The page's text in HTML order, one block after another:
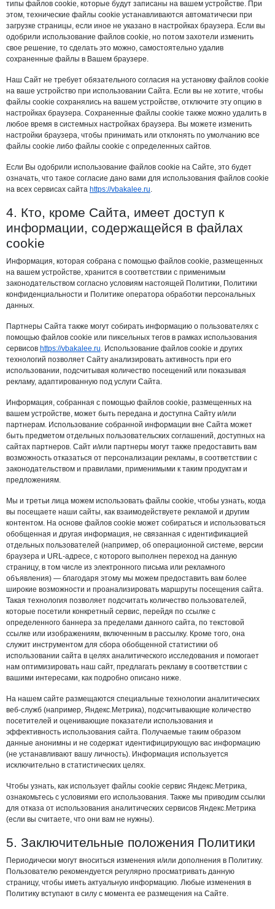
типы файлов cookie, которые будут записаны на вашем устройстве. При
этом, технические файлы cookie устанавливаются автоматически при
загрузке страницы, если иное не указано в настройках браузера. Если вы
одобрили использование файлов cookie, но потом захотели изменить
свое решение, то сделать это можно, самостоятельно удалив
сохраненные файлы в Вашем браузере.
Наш Сайт не требует обязательного согласия на установку файлов cookie
на ваше устройство при использовании Сайта. Если вы не хотите, чтобы
файлы cookie сохранялись на вашем устройстве, отключите эту опцию в
настройках браузера. Сохраненные файлы cookie также можно удалить в
любое время в системных настройках браузера. Вы можете изменить
настройки браузера, чтобы принимать или отклонять по умолчанию все
файлы cookie либо файлы cookie с определенных сайтов.
Если Вы одобрили использование файлов cookie на Сайте, это будет
означать, что такое согласие дано вами для использования файлов cookie
на всех сервисах сайта https://vbakalee.ru.
4. Кто, кроме Сайта, имеет доступ к
информации, содержащейся в файлах
cookie
Информация, которая собрана с помощью файлов cookie, размещенных
на вашем устройстве, хранится в соответствии с применимым
законодательством согласно условиям настоящей Политики, Политики
конфиденциальности и Политике оператора обработки персональных
данных.
Партнеры Сайта также могут собирать информацию о пользователях с
помощью файлов cookie или пиксельных тегов в рамках использования
сервисов https://vbakalee.ru. Использование файлов cookie и других
технологий позволяет Сайту анализировать активность при его
использовании, подсчитывая количество посещений или показывая
рекламу, адаптированную под услуги Сайта.
Информация, собранная с помощью файлов cookie, размещенных на
вашем устройстве, может быть передана и доступна Сайту и/или
партнерам. Использование собранной информации вне Сайта может
быть предметом отдельных пользовательских соглашений, доступных на
сайтах партнеров. Сайт и/или партнеры могут также предоставить вам
возможность отказаться от персонализации рекламы, в соответствии с
законодательством и правилами, применимыми к таким продуктам и
предложениям.
Мы и третьи лица можем использовать файлы cookie, чтобы узнать, когда
вы посещаете наши сайты, как взаимодействуете рекламой и другим
контентом. На основе файлов cookie может собираться и использоваться
обобщенная и другая информация, не связанная с идентификацией
отдельных пользователей (например, об операционной системе, версии
браузера и URL-адресе, с которого выполнен переход на данную
страницу, в том числе из электронного письма или рекламного
объявления) — благодаря этому мы можем предоставить вам более
широкие возможности и проанализировать маршруты посещения сайта.
Такая технология позволяет подсчитать количество пользователей,
которые посетили конкретный сервис, перейдя по ссылке с
определенного баннера за пределами данного сайта, по текстовой
ссылке или изображениям, включенным в рассылку. Кроме того, она
служит инструментом для сбора обобщенной статистики об
использовании сайта в целях аналитического исследования и помогает
нам оптимизировать наш сайт, предлагать рекламу в соответствии с
вашими интересами, как подробно описано ниже.
На нашем сайте размещаются специальные технологии аналитических
веб-служб (например, Яндекс.Метрика), подсчитывающие количество
посетителей и оценивающие показатели использования и
эффективность использования сайта. Получаемые таким образом
данные анонимны и не содержат идентифицирующую вас информацию
(не устанавливают вашу личность). Информация используется
исключительно в статистических целях.
Чтобы узнать, как использует файлы cookie сервис Яндекс.Метрика,
ознакомьтесь с условиями его использования. Также мы приводим ссылки
для отказа от использования аналитических сервисов Яндекс.Метрика
(если вы считаете, что они вам не нужны).
5. Заключительные положения Политики
Периодически могут вноситься изменения и/или дополнения в Политику.
Пользователю рекомендуется регулярно просматривать данную
страницу, чтобы иметь актуальную информацию. Любые изменения в
Политику вступают в силу с момента ее размещения на Сайте.